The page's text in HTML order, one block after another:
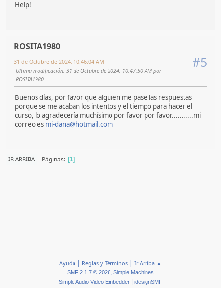
Help!
ROSITA1980
#5
31 de Octubre de 2024, 10:46:04 AM
Ultima modificación: 31 de Octubre de 2024, 10:47:50 AM por
ROSITA1980
Buenos días, por favor que alguien me pase las respuestas
porque se me acaban los intentos y el tiempo para hacer el
curso, lo agradecería muchísimo por favor por favor...........mi
correo es mi-dana@hotmail.com
IR ARRIBA Páginas 1
Ayuda | Reglas y Términos | Ir Arriba ▲
SMF 2.1.7 © 2026, Simple Machines
Simple Audio Video Embedder
idesignSMF